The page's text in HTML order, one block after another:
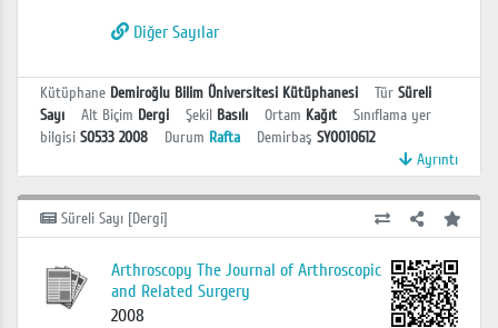
Diğer Sayılar
Kütüphane Demiroğlu Bilim Üniversitesi Kütüphanesi Tür Süreli
Sayı
Alt Biçim Dergi Şekil Basılı Ortam Kağıt
Sınıflama yer
bilgisi S0533 2008 Durum Rafta Demirbaş SY0010612
Ayrıntı
Süreli Sayı [Dergi]
Arthroscopy The Journal of Arthroscopic
and Related Surgery
2008